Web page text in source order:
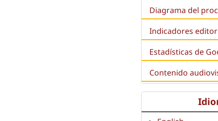
Diagrama del
Indicadores
Estadísticas de
Contenido